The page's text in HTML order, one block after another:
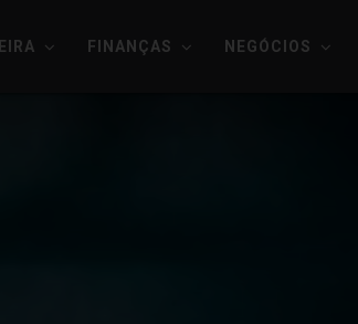
FINANÇAS NEGÓCIOS